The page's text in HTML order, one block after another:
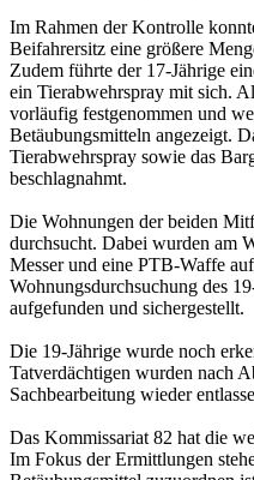
Im Rahmen der Kontrolle
Beifahrersitz eine größere
Zudem führte der 17-Jährige
ein Tierabwehrspray mit sich.
vorläufig festgenommen und
Betäubungsmitteln angezeigt.
Tierabwehrspray sowie das
beschlagnahmt.
Die Wohnungen der beiden
durchsucht. Dabei wurden am
Messer und eine PTB-Waffe
Wohnungsdurchsuchung des
aufgefunden und sichergestellt.
Die 19-Jährige wurde noch
Tatverdächtigen wurden nach
Sachbearbeitung wieder
Das Kommissariat 82 hat die
Im Fokus der Ermittlungen